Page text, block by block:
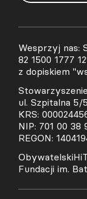
Wesprzyj nas:
82 1500 1777
z dopiskiem
ul. Szpitalna 5/
KRS:
NIP: 701 00 38
REGON:
Fundacji im.